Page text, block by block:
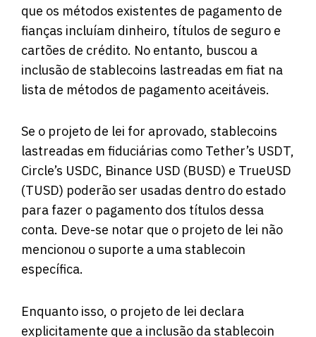
que os métodos existentes de pagamento de
fianças incluíam dinheiro, títulos de seguro e
cartões de crédito. No entanto, buscou a
inclusão de stablecoins lastreadas em fiat na
lista de métodos de pagamento aceitáveis.
Se o projeto de lei for aprovado, stablecoins
lastreadas em fiduciárias como Tether’s USDT,
Circle’s USDC, Binance USD (BUSD) e TrueUSD
(TUSD) poderão ser usadas dentro do estado
para fazer o pagamento dos títulos dessa
conta. Deve-se notar que o projeto de lei não
mencionou o suporte a uma stablecoin
específica.
Enquanto isso, o projeto de lei declara
explicitamente que a inclusão da stablecoin